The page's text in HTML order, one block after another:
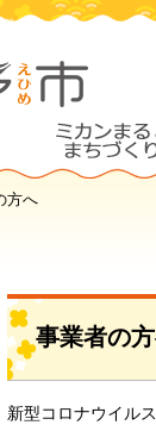
方へ
事業者の
新型コロナウイル